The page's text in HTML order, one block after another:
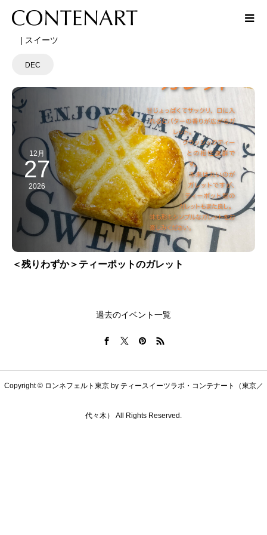
| スイーツ
DEC
12月
27
2026
＜残りわずか＞ティーポットのガレット
過去のイベント一覧
Copyright © ロンネフェルト東京 by ティースイーツラボ・コンテナート（東京／
代々木） All Rights Reserved.